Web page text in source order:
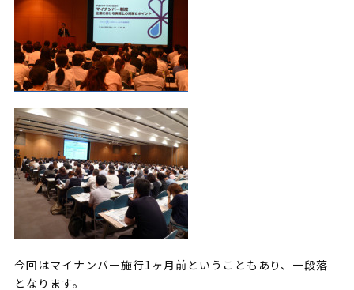
今回はマイナンバー施行1ヶ月前ということもあり、一段落
となります。